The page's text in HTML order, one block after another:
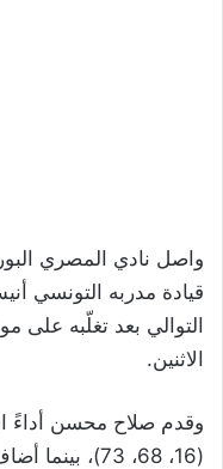
واصل نادي المصري
قيادة مدربه التونسي
الاثنين.
وقدم صلاح محسن أداءً
(16، 68، 73)،